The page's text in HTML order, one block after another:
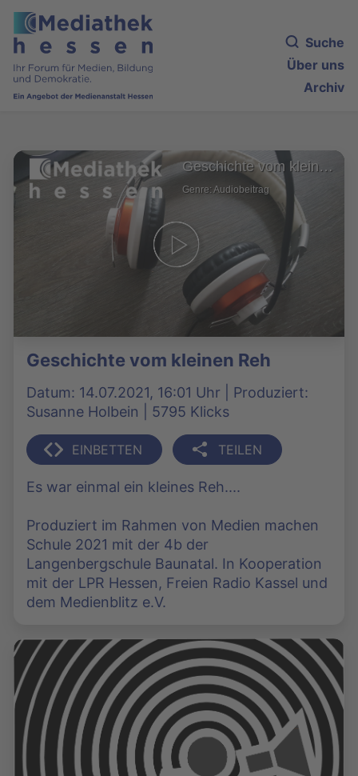
Suche
Über uns
Archiv
Geschichte vom kleinen Reh
Genre: Audiobeitrag
Geschichte vom kleinen Reh
Datum: 14.07.2021, 16:01 Uhr | Produziert:
Susanne Holbein | 5795 Klicks
EINBETTEN TEILEN
Es war einmal ein kleines Reh....
Produziert im Rahmen von Medien machen
Schule 2021 mit der 4b der
Langenbergschule Baunatal. In Kooperation
mit der LPR Hessen, Freien Radio Kassel und
dem Medienblitz e.V.